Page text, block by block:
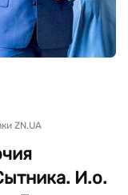
ZN.UA
И.о.